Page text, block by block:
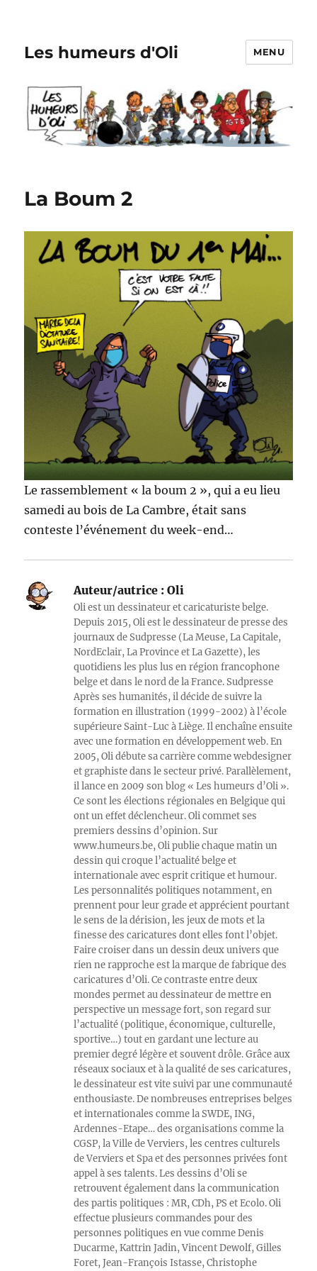
Les humeurs d'Oli MENU
La Boum 2
Le rassemblement « la boum 2 », qui a eu lieu
samedi au bois de La Cambre, était sans
conteste l’événement du week-end…
Auteur/autrice : Oli
Oli est un dessinateur et caricaturiste belge.
Depuis 2015, Oli est le dessinateur de presse des
journaux de Sudpresse (La Meuse, La Capitale,
NordEclair, La Province et La Gazette), les
quotidiens les plus lus en région francophone
belge et dans le nord de la France. Sudpresse
Après ses humanités, il décide de suivre la
formation en illustration (1999-2002) à l’école
supérieure Saint-Luc à Liège. Il enchaîne ensuite
avec une formation en développement web. En
2005, Oli débute sa carrière comme webdesigner
et graphiste dans le secteur privé. Parallèlement,
il lance en 2009 son blog « Les humeurs d’Oli ».
Ce sont les élections régionales en Belgique qui
ont un effet déclencheur. Oli commet ses
premiers dessins d’opinion. Sur
www.humeurs.be, Oli publie chaque matin un
dessin qui croque l’actualité belge et
internationale avec esprit critique et humour.
Les personnalités politiques notamment, en
prennent pour leur grade et apprécient pourtant
le sens de la dérision, les jeux de mots et la
finesse des caricatures dont elles font l’objet.
Faire croiser dans un dessin deux univers que
rien ne rapproche est la marque de fabrique des
caricatures d’Oli. Ce contraste entre deux
mondes permet au dessinateur de mettre en
perspective un message fort, son regard sur
l’actualité (politique, économique, culturelle,
sportive…) tout en gardant une lecture au
premier degré légère et souvent drôle. Grâce aux
réseaux sociaux et à la qualité de ses caricatures,
le dessinateur est vite suivi par une communauté
enthousiaste. De nombreuses entreprises belges
et internationales comme la SWDE, ING,
Ardennes-Etape… des organisations comme la
CGSP, la Ville de Verviers, les centres culturels
de Verviers et Spa et des personnes privées font
appel à ses talents. Les dessins d’Oli se
retrouvent également dans la communication
des partis politiques : MR, CDh, PS et Ecolo. Oli
effectue plusieurs commandes pour des
personnes politiques en vue comme Denis
Ducarme, Kattrin Jadin, Vincent Dewolf, Gilles
Foret, Jean-François Istasse, Christophe